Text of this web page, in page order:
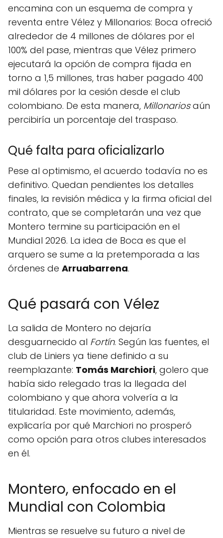
encamina con un esquema de compra y
reventa entre Vélez y Millonarios: Boca ofreció
alrededor de 4 millones de dólares por el
100% del pase, mientras que Vélez primero
ejecutará la opción de compra fijada en
torno a 1,5 millones, tras haber pagado 400
mil dólares por la cesión desde el club
colombiano. De esta manera, Millonariosaún
percibiría un porcentaje del traspaso.
Qué falta para oficializarlo
Pese al optimismo, el acuerdo todavía no es
definitivo. Quedan pendientes los detalles
finales, la revisión médica y la firma oficial del
contrato, que se completarán una vez que
Montero termine su participación en el
Mundial 2026. La idea de Boca es que el
arquero se sume a la pretemporada a las
órdenes de Arruabarrena.
Qué pasará con Vélez
La salida de Montero no dejaría
desguarnecido al Fortín. Según las fuentes, el
club de Liniers ya tiene definido a su
reemplazante: Tomás Marchiori, golero que
había sido relegado tras la llegada del
colombiano y que ahora volvería a la
titularidad. Este movimiento, además,
explicaría por qué Marchiori no prosperó
como opción para otros clubes interesados
en él.
Montero, enfocado en el
Mundial con Colombia
Mientras se resuelve su futuro a nivel de